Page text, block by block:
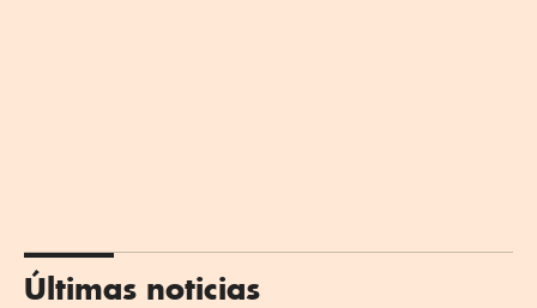
Últimas noticias